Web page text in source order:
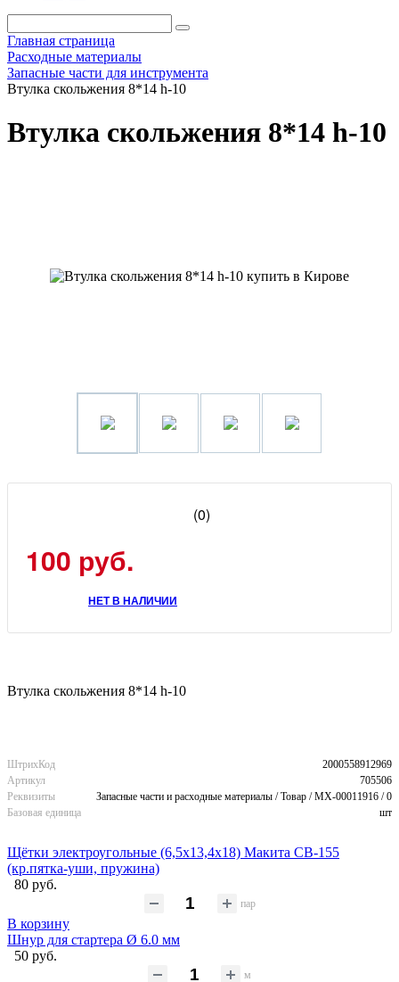
Главная страница
Расходные материалы
Запасные части для инструмента
Втулка скольжения 8*14 h-10
Втулка скольжения 8*14 h-10
(0)
100 руб.
НЕТ В НАЛИЧИИ
Втулка скольжения 8*14 h-10
ШтрихКод
2000558912969
Артикул
705506
Реквизиты
Запасные части и расходные материалы / Товар / MX-00011916 / 0
Базовая единица
шт
Щётки электроугольные (6,5х13,4х18) Макита CB-155
(кр.пятка-уши, пружина)
80 руб.
пар
В корзину
Шнур для стартера Ø 6.0 мм
50 руб.
м